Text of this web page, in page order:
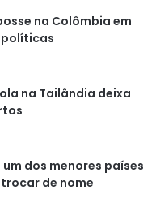
na Colômbia em
políticas
na Tailândia deixa
um dos menores países
de nome